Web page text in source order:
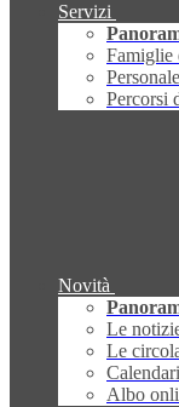
Servizi
Famiglie
Percorsi
Novità
Le
Le
Albo